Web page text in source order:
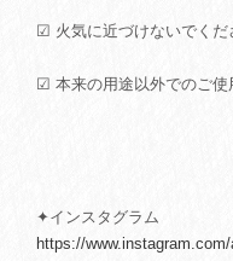
☑ 火気に近づけないでくだ
☑ 本来の用途以外でのご使
✦インスタグラム
https://